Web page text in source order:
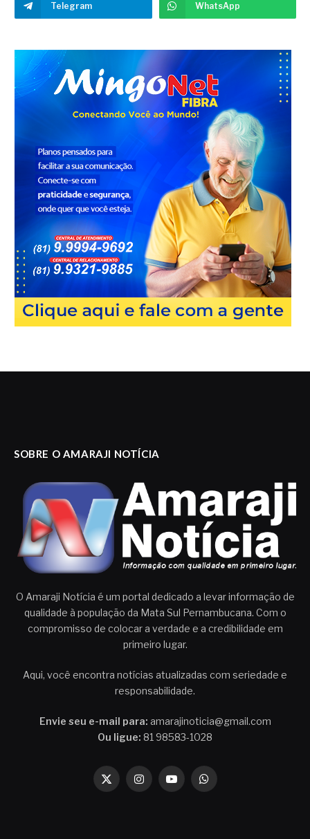
Telegram WhatsApp
SOBRE O AMARAJI NOTÍCIA
O Amaraji Notícia é um portal dedicado a levar informação de
qualidade à população da Mata Sul Pernambucana. Com o
compromisso de colocar a verdade e a credibilidade em
primeiro lugar.
Aqui, você encontra notícias atualizadas com seriedade e
responsabilidade.
Envie seu e-mail para: amarajinoticia@gmail.com
Ou ligue: 81 98583-1028
X
InstagramYouTubeWhatsApp